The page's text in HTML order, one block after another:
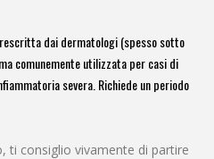
dai dermatologi (spesso sotto
comunemente utilizzata per casi di
severa. Richiede un periodo
ti consiglio vivamente di partire